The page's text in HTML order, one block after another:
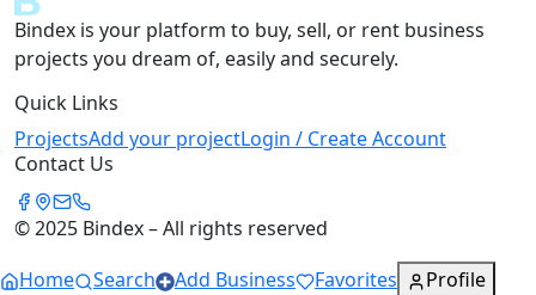
Bindex is your platform to buy, sell, or rent business
projects you dream of, easily and securely.
Quick Links
ProjectsAdd your projectLogin / Create Account
Contact Us
© 2025 Bindex – All rights reserved
Home
Search Add Business Favorites Profile